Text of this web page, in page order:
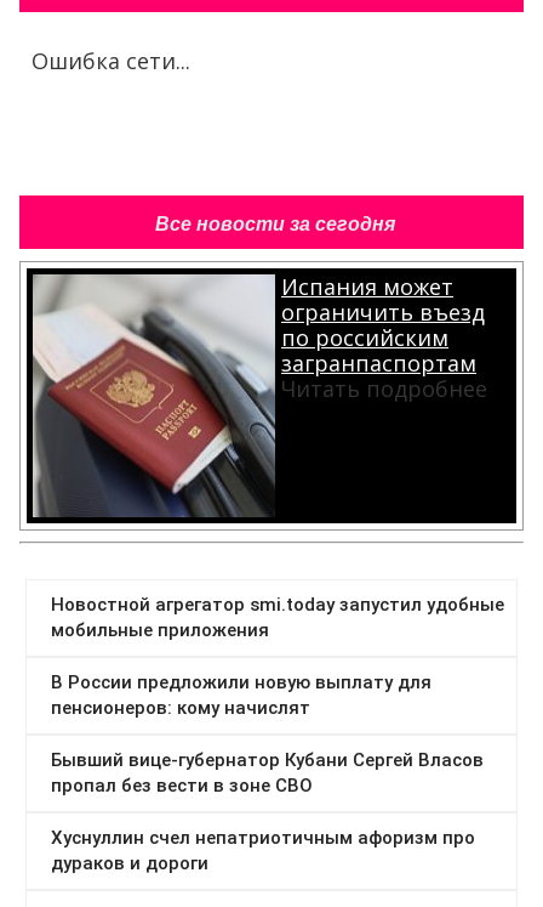
Ошибка сети...
Все новости за сегодня
Испания может
ограничить въезд
по российским
загранпаспортам
Читать подробнее